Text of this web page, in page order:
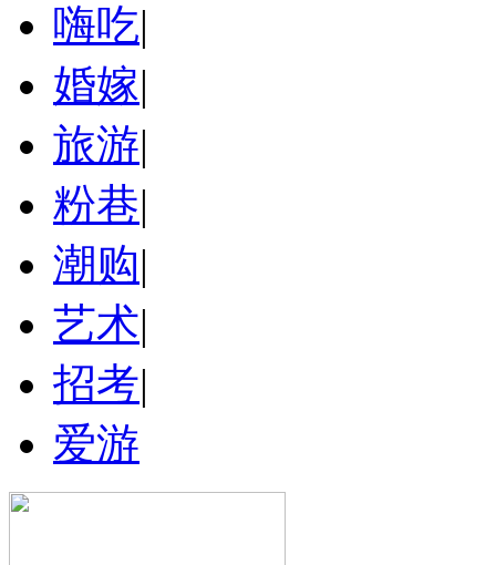
嗨吃|
婚嫁|
旅游|
粉巷|
潮购|
艺术|
招考|
爱游